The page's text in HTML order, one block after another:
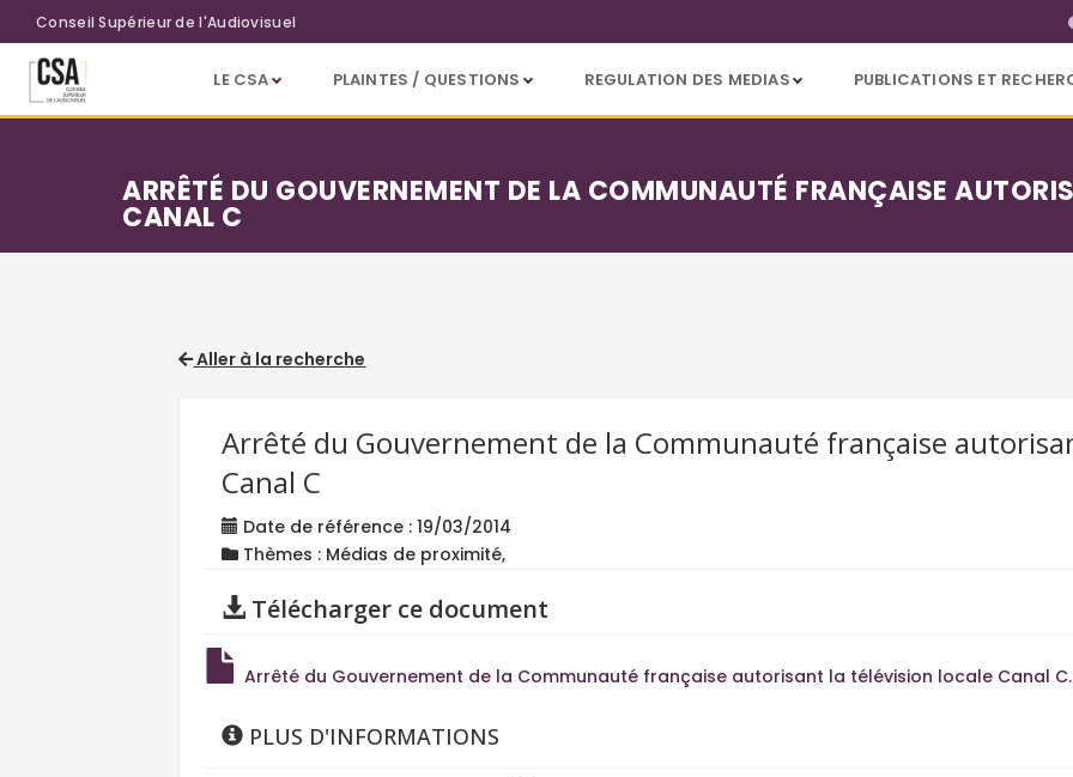
Aller au contenu principal
Conseil Supérieur de l'Audiovisuel
LE CSA PLAINTES / QUESTIONS REGULATION DES MEDIAS PUBLICATIONS ET
ARRÊTÉ DU GOUVERNEMENT DE LA COMMUNAUTÉ FRANÇAISE
CANAL C
Aller à la recherche
Arrêté du Gouvernement de la Communauté française
Canal C
Date de référence : 19/03/2014
Thèmes : Médias de proximité,
Télécharger ce document
Arrêté du Gouvernement de la Communauté française autorisant la télévision locale Canal
PLUS D'INFORMATIONS